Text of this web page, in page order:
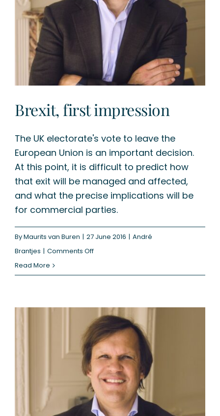
Brexit, first impression
The UK electorate's vote to leave the
European Union is an important decision.
At this point, it is difficult to predict how
that exit will be managed and affected,
and what the precise implications will be
for commercial parties.
ByMaurits van Buren | 27 June 2016 | André
Brantjes | Comments Offon
Read More